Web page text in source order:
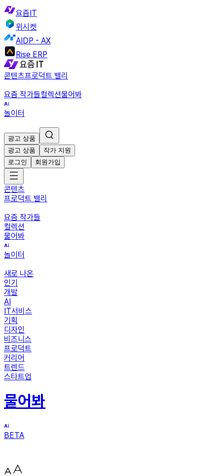
요즘IT
위시켓
AIDP - AX
Rise ERP
콘텐츠프로덕트 밸리
요즘 작가들컬렉션물어봐
놀이터
광고 상품
광고 상품
작가 지원
로그인
회원가입
콘텐츠
프로덕트 밸리
요즘 작가들
컬렉션
물어봐
놀이터
새로 나온
인기
개발
AI
IT서비스
기획
디자인
비즈니스
프로덕트
커리어
트렌드
스타트업
물어봐
BETA